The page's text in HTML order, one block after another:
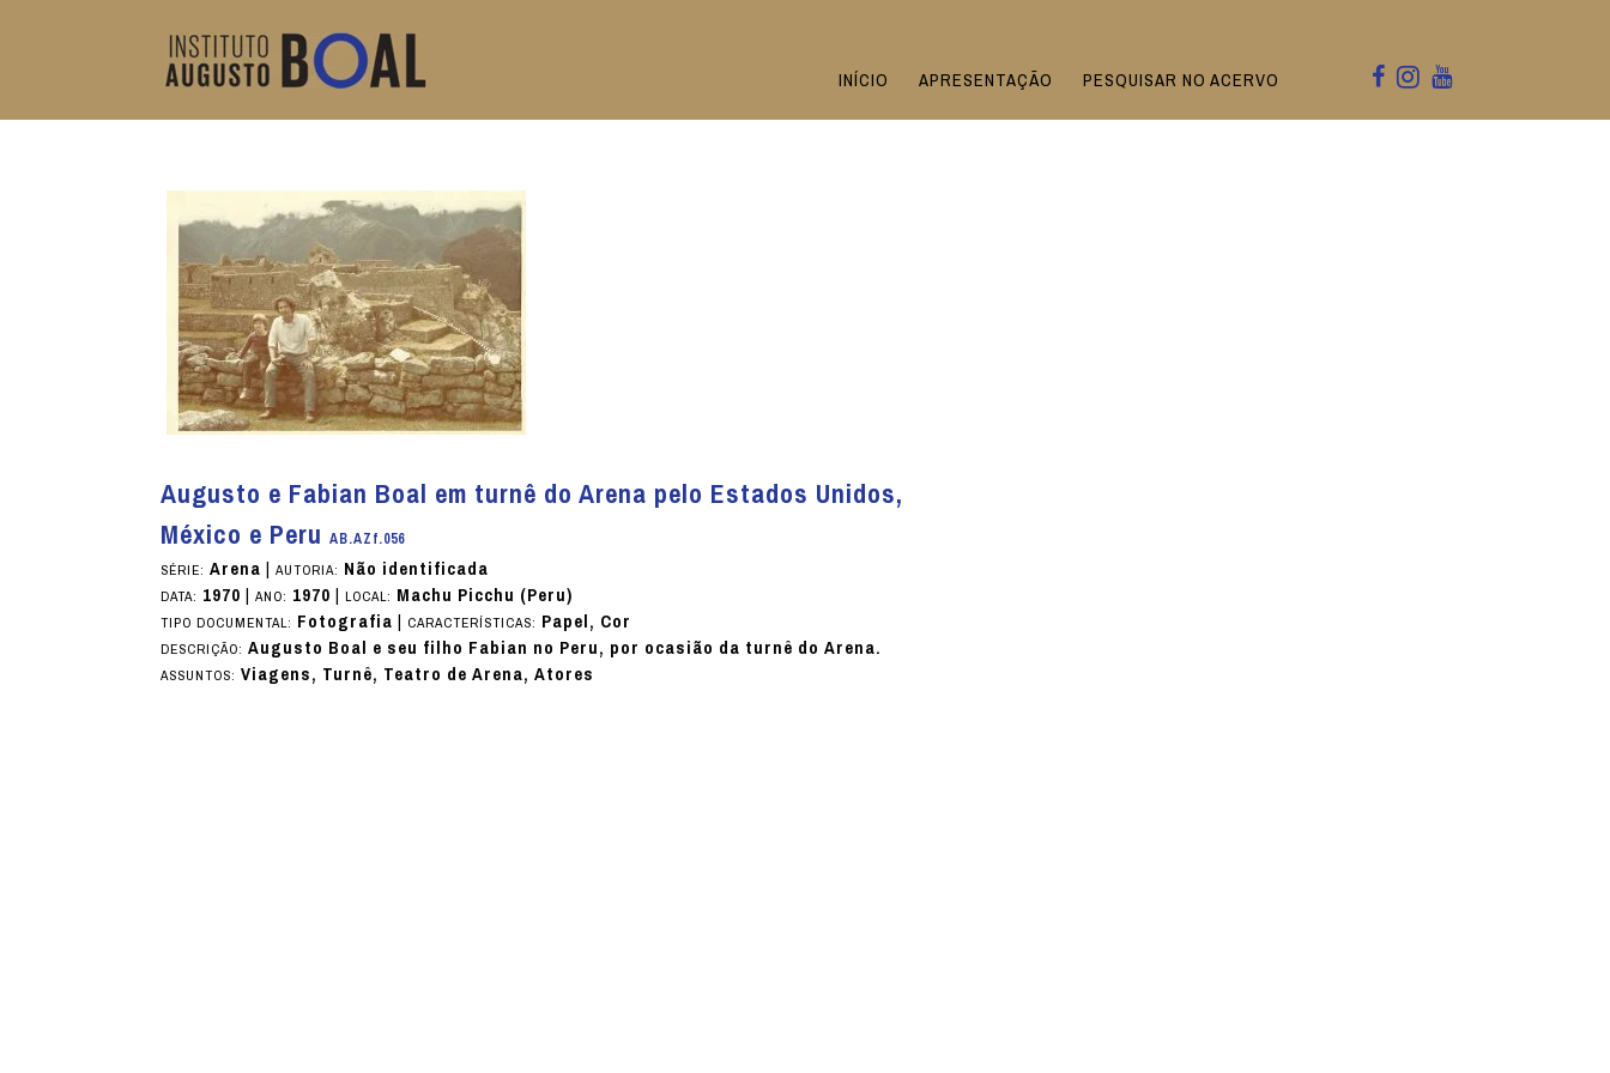
PESQUISAR NO ACERVO
APRESENTAÇÃO
INÍCIO
Augusto e Fabian Boal em turnê do Arena pelo Estados Unidos,
México e PeruAB.AZf.056
SÉRIE:Arena|AUTORIA: Não identificada
DATA: 1970|ANO: 1970|LOCAL: Machu Picchu (Peru)
TIPO DOCUMENTAL: Fotografia| CARACTERÍSTICAS: Papel, Cor
DESCRIÇÃO:Augusto Boal e seu filho Fabian no Peru, por ocasião da turnê do Arena.
ASSUNTOS:Viagens, Turnê, Teatro de Arena, Atores